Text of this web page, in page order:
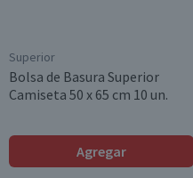
Alto cm
4
Largo cm
Ancho cm
6
Superior
Bolsa de Basura Superior
Camiseta 50 x 65 cm 10 un.
Agregar